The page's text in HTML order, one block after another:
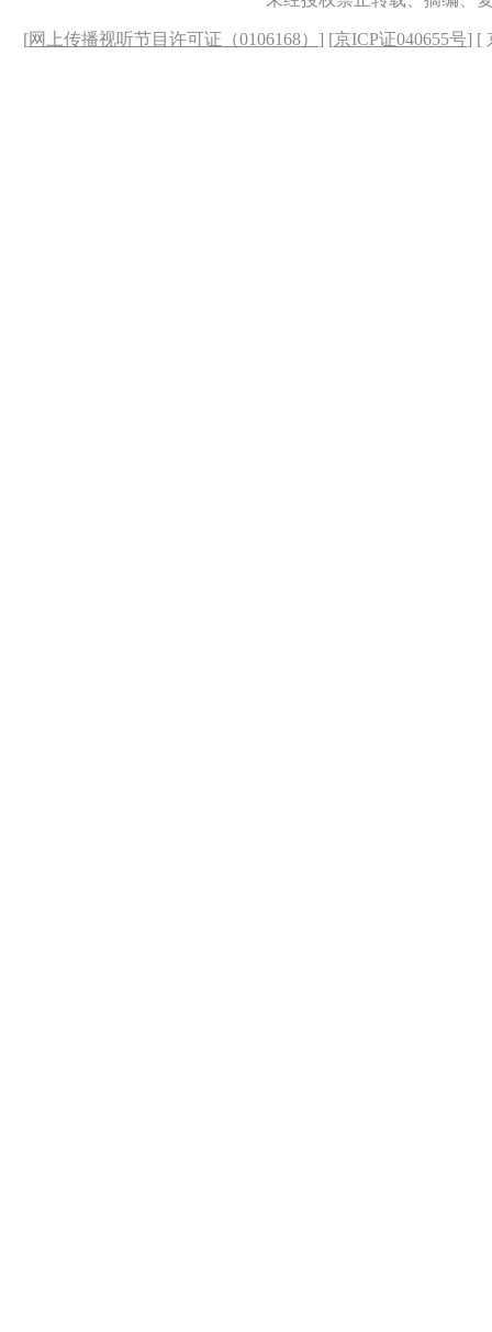
[网上传播视听节目许可证（0106168） ] [京ICP证040655号] [